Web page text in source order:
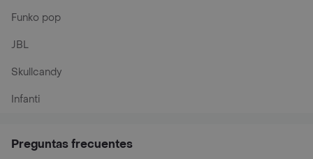
Funko pop
JBL
Skullcandy
Infanti
Preguntas frecuentes